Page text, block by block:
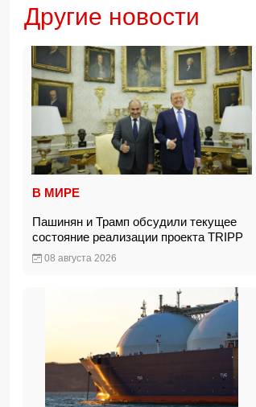
Другие новости
В МИРЕ
Пашинян и Трамп обсудили текущее
состояние реализации проекта TRIPP
08 августа 2026